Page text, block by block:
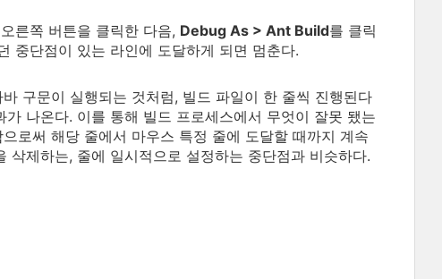
른쪽 버튼을 클릭한 다음, Debug As > Ant Build를 클릭
중단점이 있는 라인에 도달하게 되면 멈춘다.
구문이 실행되는 것처럼, 빌드 파일이 한 줄씩 진행된다
나온다. 이를 통해 빌드 프로세스에서 무엇이 잘못 됐는
으로써 해당 줄에서 마우스 특정 줄에 도달할 때까지 계속
제하는, 줄에 일시적으로 설정하는 중단점과 비슷하다.